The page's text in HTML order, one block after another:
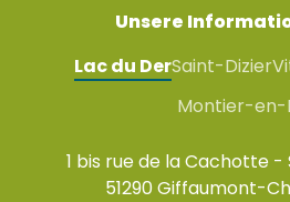
Unsere
Lac du DerSaint-Dizier
Montier-en-
1 bis rue de la Cachotte -
51290 Giffaumont-